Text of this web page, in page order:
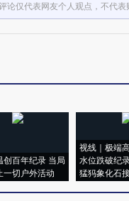
论仅代表网友个人观点，不代表
创百年纪录 当局
一切户外活动
视线｜极端
水位跌破纪
猛犸象化石